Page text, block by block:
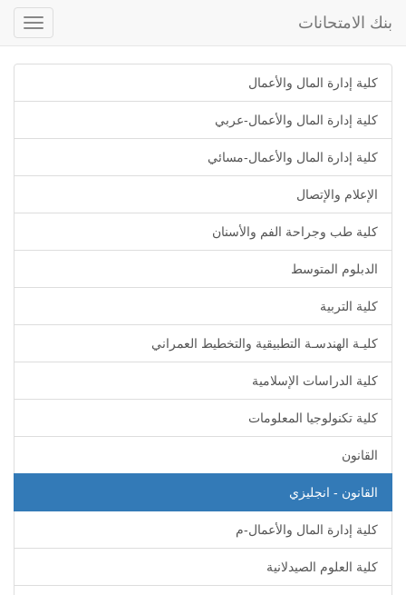
بنك الامتحانات
كلية إدارة المال والأعمال
كلية إدارة المال والأعمال-عربي
كلية إدارة المال والأعمال-مسائي
الإعلام والإتصال
كلية طب وجراحة الفم والأسنان
الدبلوم المتوسط
كلية التربية
كليـة الهندسـة التطبيقية والتخطيط العمراني
كلية الدراسات الإسلامية
كلية تكنولوجيا المعلومات
القانون
القانون - انجليزي
كلية إدارة المال والأعمال-م
كلية العلوم الصيدلانية